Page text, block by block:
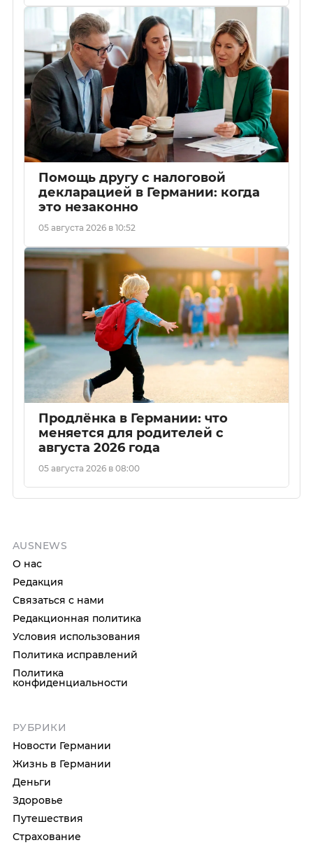
Помощь другу с налоговой
декларацией в Германии: когда
это незаконно
05 августа 2026 в 10:52
Продлёнка в Германии: что
меняется для родителей с
августа 2026 года
05 августа 2026 в 08:00
AUSNEWS
О нас
Редакция
Связаться с нами
Редакционная политика
Условия использования
Политика исправлений
Политика
конфиденциальности
РУБРИКИ
Новости Германии
Жизнь в Германии
Деньги
Здоровье
Путешествия
Страхование